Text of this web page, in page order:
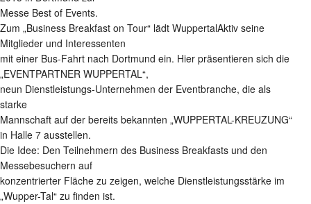
Messe Best of Events.
Zum „Business Breakfast on Tour“ lädt WuppertalAktiv seine
Mitglieder und Interessenten
mit einer Bus-Fahrt nach Dortmund ein. Hier präsentieren sich die
„EVENTPARTNER WUPPERTAL“,
neun Dienstleistungs-Unternehmen der Eventbranche, die als
starke
Mannschaft auf der bereits bekannten „WUPPERTAL-KREUZUNG“
in Halle 7 ausstellen.
Die Idee: Den Teilnehmern des Business Breakfasts und den
Messebesuchern auf
konzentrierter Fläche zu zeigen, welche Dienstleistungsstärke im
„Wupper-Tal“ zu finden ist.